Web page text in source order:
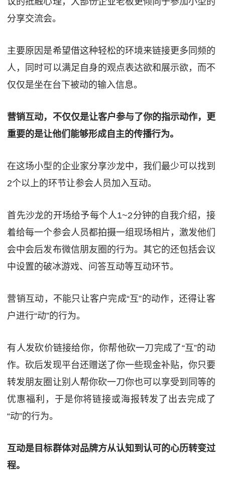
分享交流会。
主要原因是希望借这种轻松的环境来链接更多同频的
人，同时可以满足自身的观点表达欲和展示欲，而不
仅仅是坐在台下被动的输入信息。
营销互动，不仅仅是让客户参与了你的指示动作，更
重要的是让他们能够形成自主的传播行为。
在这场小型的企业家分享沙龙中，我们最少可以找到
2个以上的环节让参会人员加入互动。
首先沙龙的开场给予每个人1~2分钟的自我介绍，接
着给每一个参会人员都拍摄一组现场相片，激发他们
会中会后发布微信朋友圈的行为。其它的还包括会议
中设置的破冰游戏、问答互动等互动环节。
营销互动，不能只让客户完成“互”的动作，还得让客
户进行“动”的行为。
有人发砍价链接给你，你帮他砍一刀完成了“互”的动
作。砍后发现平台还赠送了你一些现金补贴，你只要
转发朋友圈让别人帮你砍一刀你也可以享受到同等的
优惠福利，于是你将链接或海报转发了出去完成了
“动”的行为。
互动是目标群体对品牌方从认知到认可的心历转变过
程。